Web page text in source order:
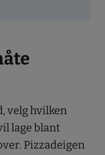
velg hvilken
lage blant
Pizzadeigen